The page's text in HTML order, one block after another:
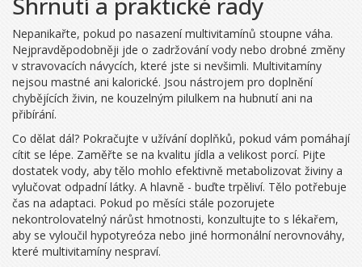
Nepanikařte, pokud po nasazení multivitamínů stoupne váha.
Nejpravděpodobněji jde o zadržování vody nebo drobné změny
v stravovacích návycích, které jste si nevšimli. Multivitamíny
nejsou mastné ani kalorické. Jsou nástrojem pro doplnění
chybějících živin, ne kouzelným pilulkem na hubnutí ani na
přibírání.
Co dělat dál? Pokračujte v užívání doplňků, pokud vám pomáhají
cítit se lépe. Zaměřte se na kvalitu jídla a velikost porcí. Pijte
dostatek vody, aby tělo mohlo efektivně metabolizovat živiny a
vylučovat odpadní látky. A hlavně - buďte trpěliví. Tělo potřebuje
čas na adaptaci. Pokud po měsíci stále pozorujete
nekontrolovatelný nárůst hmotnosti, konzultujte to s lékařem,
aby se vyloučil hypotyreóza nebo jiné hormonální nerovnováhy,
které multivitamíny nespraví.